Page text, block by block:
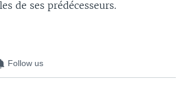
de ses prédécesseurs.
Follow us